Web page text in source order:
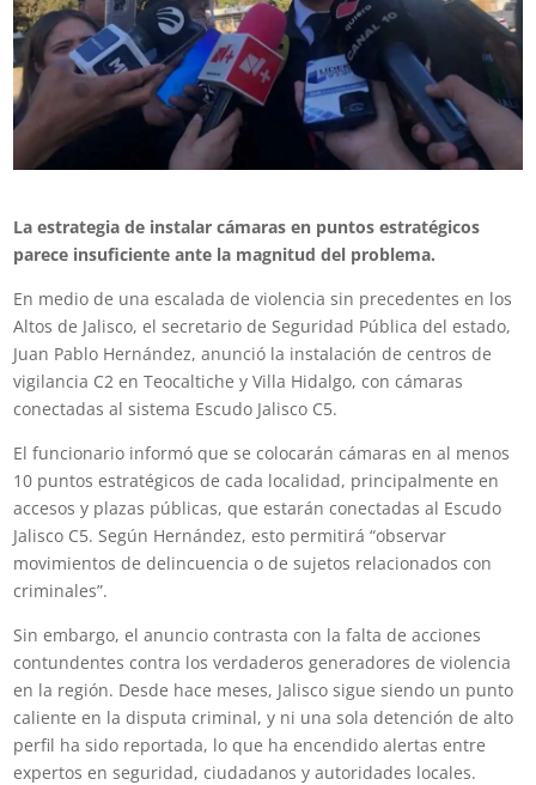
La estrategia de instalar cámaras en puntos estratégicos
parece insuficiente ante la magnitud del problema.
En medio de una escalada de violencia sin precedentes en los
Altos de Jalisco, el secretario de Seguridad Pública del estado,
Juan Pablo Hernández, anunció la instalación de centros de
vigilancia C2 en Teocaltiche y Villa Hidalgo, con cámaras
conectadas al sistema Escudo Jalisco C5.
El funcionario informó que se colocarán cámaras en al menos
10 puntos estratégicos de cada localidad, principalmente en
accesos y plazas públicas, que estarán conectadas al Escudo
Jalisco C5. Según Hernández, esto permitirá “observar
movimientos de delincuencia o de sujetos relacionados con
criminales”.
Sin embargo, el anuncio contrasta con la falta de acciones
contundentes contra los verdaderos generadores de violencia
en la región. Desde hace meses, Jalisco sigue siendo un punto
caliente en la disputa criminal, y ni una sola detención de alto
perfil ha sido reportada, lo que ha encendido alertas entre
expertos en seguridad, ciudadanos y autoridades locales.